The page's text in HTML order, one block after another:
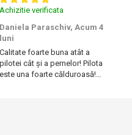
Achizitie verificata
Daniela Paraschiv, Acum 4
luni
Calitate foarte buna atât a
pilotei cât și a pernelor! Pilota
este una foarte călduroasă!